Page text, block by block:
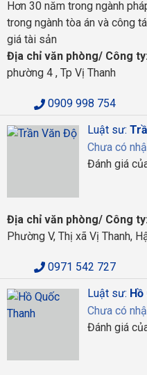
Hơn 30 năm trong ngành
trong ngành tòa án và công
giá tài sản
Địa chỉ văn phòng/ Công ty:
phường 4 , Tp Vị Thanh
0909 998 754
Luật sư:
Chưa có
Đánh giá
Địa chỉ văn phòng/ Công ty:
Phường V, Thị xã Vị Thanh,
0971 542 727
Luật sư: Hồ
Chưa có
Đánh giá